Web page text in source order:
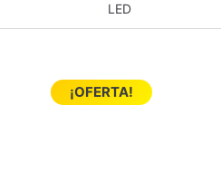
LED
¡OFERTA!